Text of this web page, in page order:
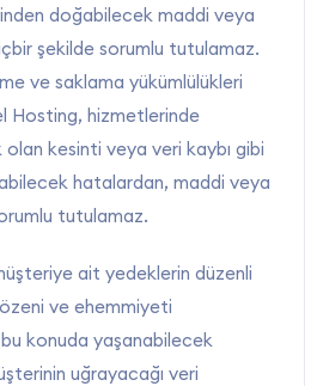
doğabilecek maddi veya
şekilde sorumlu tutulamaz.
ve saklama yükümlülükleri
Hosting, hizmetlerinde
kesinti veya veri kaybı gibi
hatalardan, maddi veya
tutulamaz.
ait yedeklerin düzenli
ve ehemmiyeti
konuda yaşanabilecek
uğrayacağı veri